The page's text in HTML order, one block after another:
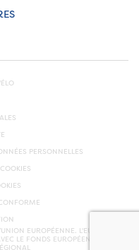
PERSONNELLES
EUROPÉENNE. L'EUROPE
LE FONDS EUROPÉEN DE